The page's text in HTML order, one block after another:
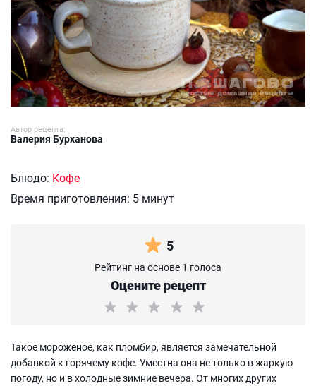
Автор рецепта:
Валерия Бурханова
Блюдо: Кофе
Время приготовления: 5 минут
5
Рейтинг на основе 1 голоса
Оцените рецепт
Такое мороженое, как пломбир, является замечательной
добавкой к горячему кофе. Уместна она не только в жаркую
погоду, но и в холодные зимние вечера. От многих других